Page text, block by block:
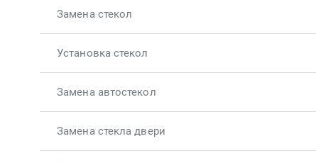
Замена стекол
Установка стекол
Замена автостекол
Замена стекла двери